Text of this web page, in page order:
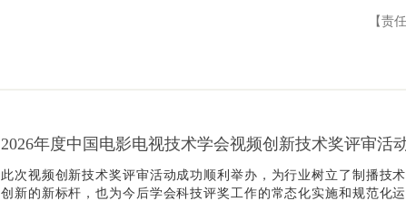
【责
2026年度中国电影电视技术学会视频创新技术奖评审活
此次视频创新技术奖评审活动成功顺利举办，为行业树立了制播技
创新的新标杆，也为今后学会科技评奖工作的常态化实施和规范化